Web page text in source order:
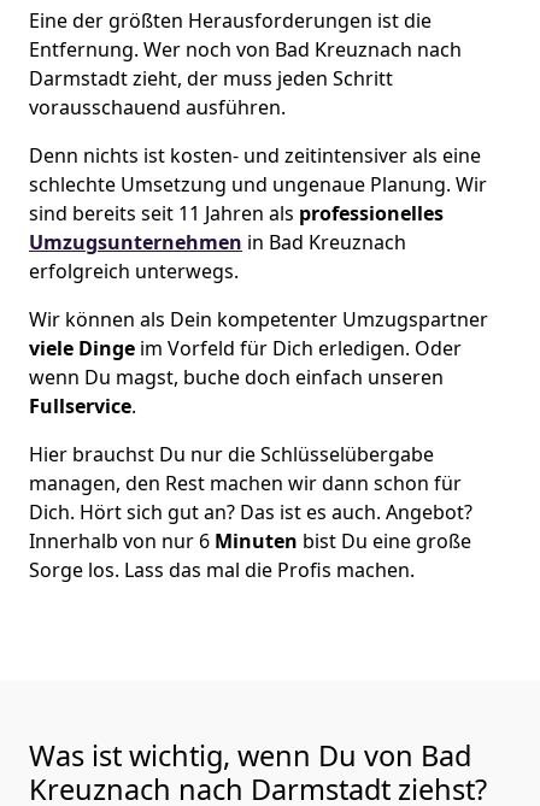
Eine der größten Herausforderungen ist die
Entfernung. Wer noch von Bad Kreuznach nach
Darmstadt zieht, der muss jeden Schritt
vorausschauend ausführen.
Denn nichts ist kosten- und zeitintensiver als eine
schlechte Umsetzung und ungenaue Planung. Wir
sind bereits seit 11 Jahren als professionelles
Umzugsunternehmen in Bad Kreuznach
erfolgreich unterwegs.
Wir können als Dein kompetenter Umzugspartner
viele Dinge im Vorfeld für Dich erledigen. Oder
wenn Du magst, buche doch einfach unseren
Fullservice.
Hier brauchst Du nur die Schlüsselübergabe
managen, den Rest machen wir dann schon für
Dich. Hört sich gut an? Das ist es auch. Angebot?
Innerhalb von nur 6 Minuten bist Du eine große
Sorge los. Lass das mal die Profis machen.
Was ist wichtig, wenn Du von Bad
Kreuznach nach Darmstadt ziehst?